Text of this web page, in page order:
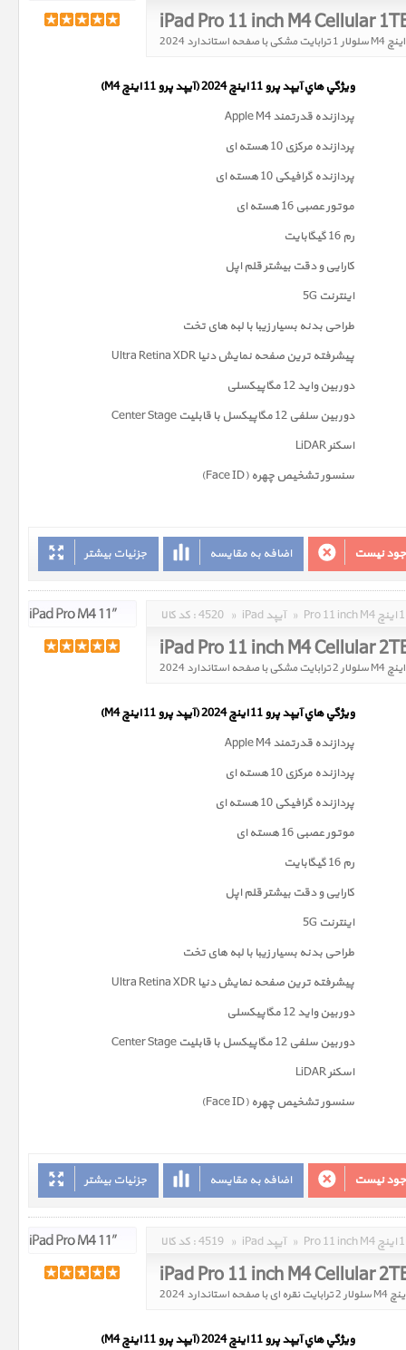
ويژگي هاي آيپد پرو 11 اینچ 2024 (آیپد پرو 11 اینچ M4)
پردازنده قدرتمند Apple M4
پردازنده مرکزی 10 هسته ای
پردازنده گرافیکی 10 هسته ای
موتور عصبی 16 هسته ای
رم 16 گیگابایت
کارایی و دقت بیشتر قلم اپل
اینترنت 5G
طراحی بدنه بسیار زیبا با لبه های تخت
پیشرفته ترین صفحه نمايش دنیا Ultra Retina XDR
دوربين واید 12 مگاپیکسلی
دوربین سلفی 12 مگاپیکسل با قابلیت Center Stage
اسکنر LiDAR
سنسور تشخیص چهره (Face ID)
جزئیات بیشتر اضافه به مقایسه نیست
کد کالا : 4520 » iPad آیپد »
ويژگي هاي آيپد پرو 11 اینچ 2024 (آیپد پرو 11 اینچ M4)
پردازنده قدرتمند Apple M4
پردازنده مرکزی 10 هسته ای
پردازنده گرافیکی 10 هسته ای
موتور عصبی 16 هسته ای
رم 16 گیگابایت
کارایی و دقت بیشتر قلم اپل
اینترنت 5G
طراحی بدنه بسیار زیبا با لبه های تخت
پیشرفته ترین صفحه نمايش دنیا Ultra Retina XDR
دوربين واید 12 مگاپیکسلی
دوربین سلفی 12 مگاپیکسل با قابلیت Center Stage
اسکنر LiDAR
سنسور تشخیص چهره (Face ID)
جزئیات بیشتر اضافه به مقایسه نیست
کد کالا : 4519 » iPad آیپد »
iPad Pro 11 inch M4 Cellular
ويژگي هاي آيپد پرو 11 اینچ 2024 (آیپد پرو 11 اینچ M4)